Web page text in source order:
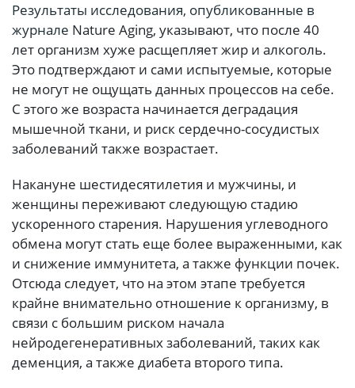
Результаты исследования, опубликованные в
журнале Nature Aging, указывают, что после 40
лет организм хуже расщепляет жир и алкоголь.
Это подтверждают и сами испытуемые, которые
не могут не ощущать данных процессов на себе.
С этого же возраста начинается деградация
мышечной ткани, и риск сердечно-сосудистых
заболеваний также возрастает.
Накануне шестидесятилетия и мужчины, и
женщины переживают следующую стадию
ускоренного старения. Нарушения углеводного
обмена могут стать еще более выраженными, как
и снижение иммунитета, а также функции почек.
Отсюда следует, что на этом этапе требуется
крайне внимательно отношение к организму, в
связи с большим риском начала
нейродегенеративных заболеваний, таких как
деменция, а также диабета второго типа.